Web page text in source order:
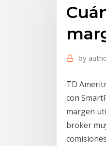
by
TD
con
margen
broker